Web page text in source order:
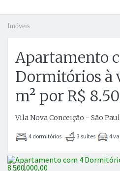
Imóveis
Apartamento
Dormitórios à
m² por R$
Vila Nova Conceição - São
4 dormitórios 3 suítes 4
Anterior